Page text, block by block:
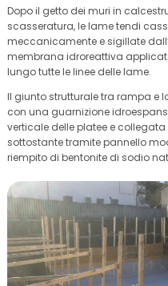
Dopo il getto dei muri in
scasseratura, le lame tendi
meccanicamente e sigillate
membrana idroreattiva
lungo tutte le linee delle lame.
Il giunto strutturale tra rampa e
con una guarnizione
verticale delle platee e
sottostante tramite pannello
riempito di bentonite di sodio